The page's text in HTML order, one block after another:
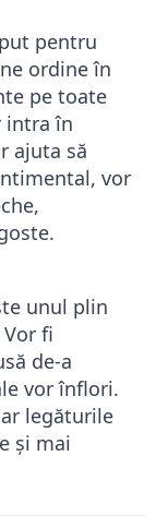
pentru
ordine în
pe toate
intra în
ajuta să
vor
unul plin
fi
de-a
vor înflori.
legăturile
și mai